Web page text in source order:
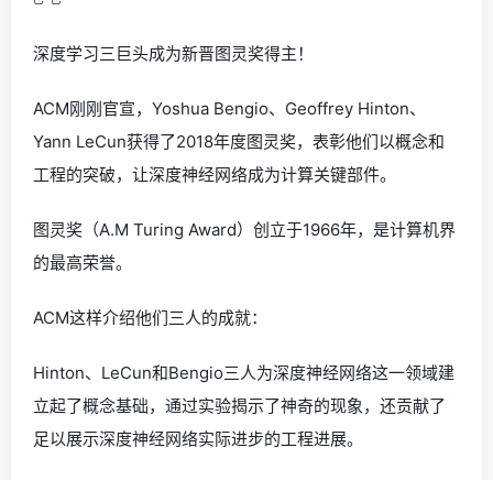
深度学习三巨头成为新晋图灵奖得主！
ACM刚刚官宣，Yoshua Bengio、Geoffrey Hinton、
Yann LeCun获得了2018年度图灵奖，表彰他们以概念和
工程的突破，让深度神经网络成为计算关键部件。
图灵奖（A.M Turing Award）创立于1966年，是计算机界
的最高荣誉。
ACM这样介绍他们三人的成就：
Hinton、LeCun和Bengio三人为深度神经网络这一领域建
立起了概念基础，通过实验揭示了神奇的现象，还贡献了
足以展示深度神经网络实际进步的工程进展。